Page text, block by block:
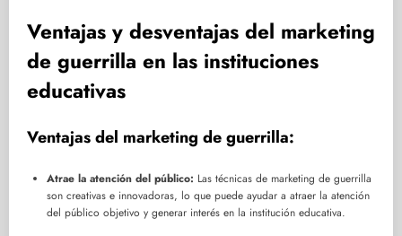
Ventajas y desventajas del marketing
de guerrilla en las instituciones
educativas
Ventajas del marketing de guerrilla:
Atrae la atención del público: Las técnicas de marketing de guerrilla
son creativas e innovadoras, lo que puede ayudar a atraer la atención
del público objetivo y generar interés en la institución educativa.